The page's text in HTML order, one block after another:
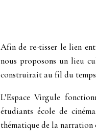
Afin de re-tisser le lien
nous proposons un lieu
construirait au fil du
L’Espace Virgule
étudiants école de
thématique de la narration